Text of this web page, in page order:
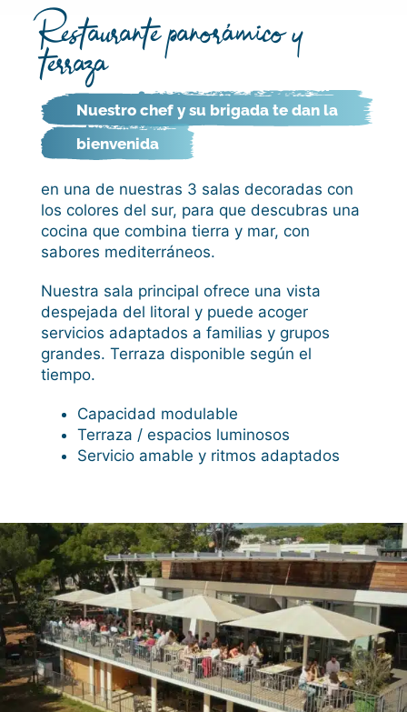
Restaurante panorámico y
terraza
Nuestro chef y su brigada te dan la
bienvenida
en una de nuestras 3 salas decoradas con
los colores del sur, para que descubras una
cocina que combina tierra y mar, con
sabores mediterráneos.
Nuestra sala principal ofrece una vista
despejada del litoral y puede acoger
servicios adaptados a familias y grupos
grandes. Terraza disponible según el
tiempo.
Capacidad modulable
Terraza / espacios luminosos
Servicio amable y ritmos adaptados